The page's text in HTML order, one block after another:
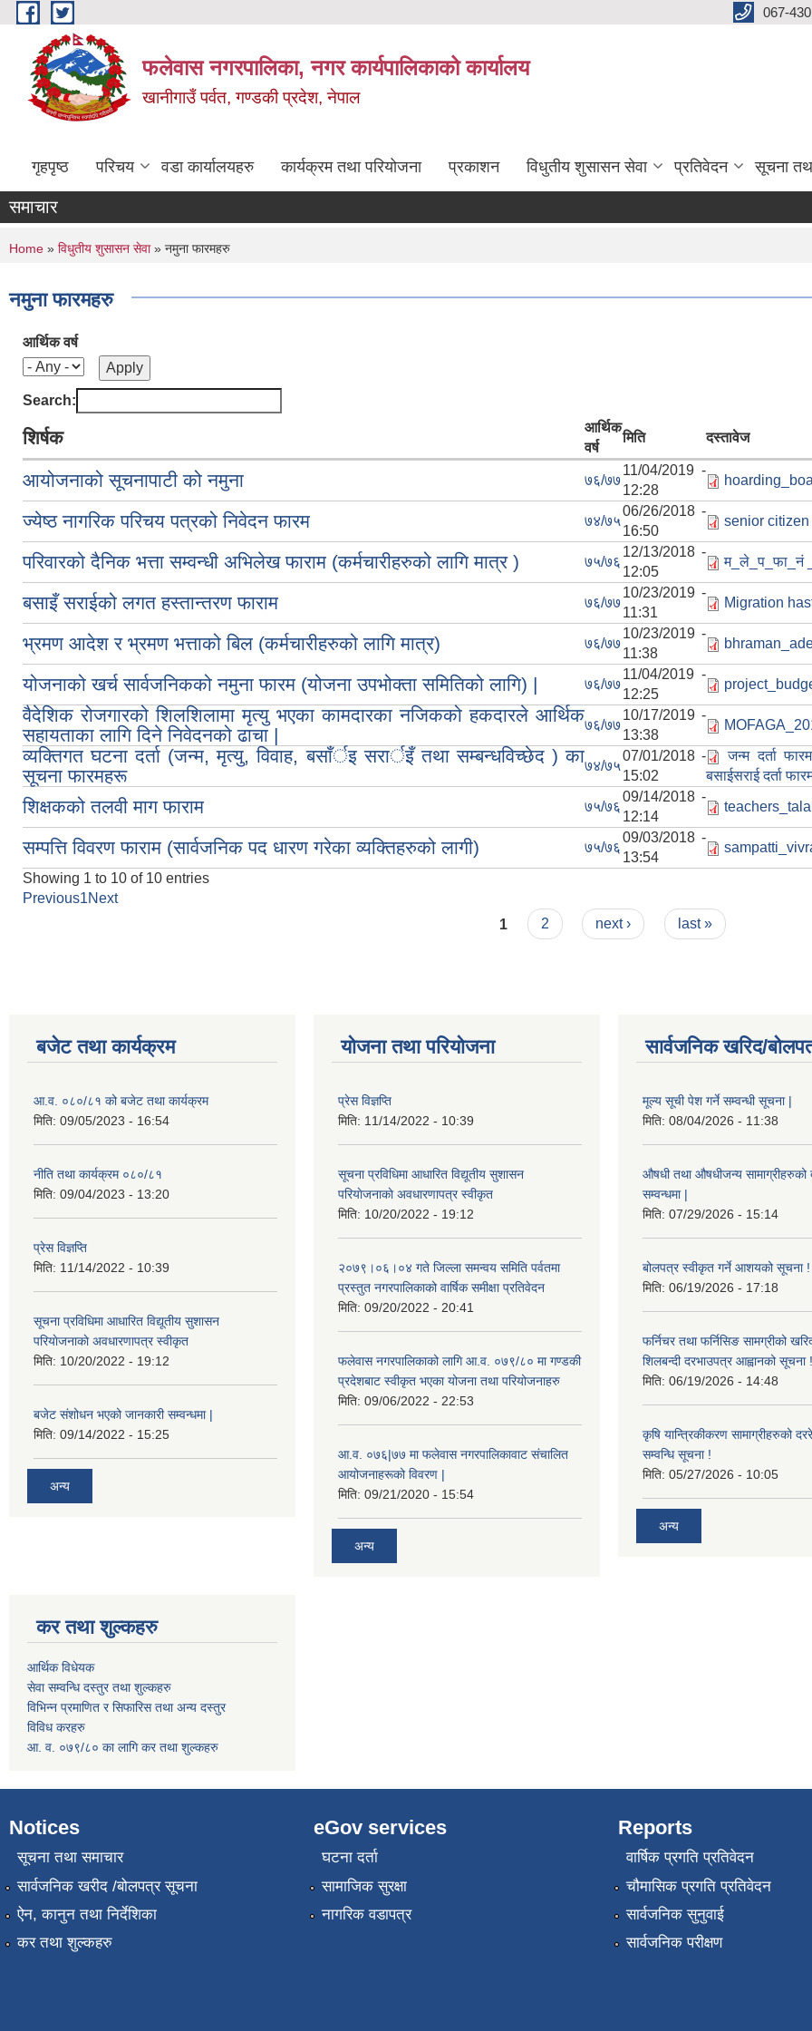
Skip to main content 067-
फलेवास नगरपालिका, नगर कार्यपालिकाको कार्यालय
खानीगाउँ पर्वत, गण्डकी प्रदेश, नेपाल
गृहपृष्ठ परिचय वडा कार्यालयहरु कार्यक्रम तथा परियोजना प्रकाशन विधुतीय शुसासन सेवा प्रतिवेदन सूचना
समाचार
You are here
Home » विधुतीय शुसासन सेवा» नमुना फारमहरु
नमुना फारमहरु
आर्थिक वर्ष
Search:
शिर्षक
आर्थिक
वर्ष
मिति दस्तावेज
आयोजनाको सूचनापाटी को नमुना ७६/७७
11/04/2019 -
12:28
ज्येष्ठ नागरिक परिचय पत्रको निवेदन फारम ७४/७५
06/26/2018 -
16:50
senior
परिवारको दैनिक भत्ता सम्वन्धी अभिलेख फाराम (कर्मचारीहरुको लागि मात्र ) ७५/७६
12/13/2018 -
12:05
म_ले_प_फा_नं
बसाइँ सराईको लगत हस्तान्तरण फाराम ७६/७७
10/23/2019 -
11:31
Migration
भ्रमण आदेश र भ्रमण भत्ताको बिल (कर्मचारीहरुको लागि मात्र) ७६/७७
10/23/2019 -
11:38
योजनाको खर्च सार्वजनिकको नमुना फारम (योजना उपभोक्ता समितिको लागि) | ७६/७७
11/04/2019 -
12:25
वैदेशिक रोजगारको शिलशिलामा मृत्यु भएका कामदारका नजिकको हकदारले आर्थिक
सहायताका लागि दिने निवेदनको ढाचा |
७६/७७
10/17/2019 -
13:38
व्यक्तिगत घटना दर्ता (जन्म, मृत्यु, विवाह, बसाँर्इ सरार्इँ तथा सम्बन्धविच्छेद ) का
सूचना फारमहरू
७४/७५
07/01/2018 -
15:02
जन्म दर्ता
बसाईसराई दर्ता
शिक्षकको तलवी माग फाराम ७५/७६
09/14/2018 -
12:14
सम्पत्ति विवरण फाराम (सार्वजनिक पद धारण गरेका व्यक्तिहरुको लागी) ७५/७६
09/03/2018 -
13:54
Showing 1 to 10 of 10 entries
Previous1Next
1 2 next › last »
बजेट तथा कार्यक्रम
आ.व. ०८०/८१ को बजेट तथा कार्यक्रम
मिति: 09/05/2023 - 16:54
नीति तथा कार्यक्रम ०८०/८१
मिति: 09/04/2023 - 13:20
प्रेस विज्ञप्ति
मिति: 11/14/2022 - 10:39
सूचना प्रविधिमा आधारित विद्यूतीय सुशासन
परियाेजनाकाे अवधारणापत्र स्वीकृत
मिति: 10/20/2022 - 19:12
बजेट संशोधन भएको जानकारी सम्वन्धमा |
मिति: 09/14/2022 - 15:25
अन्य
योजना तथा परियोजना
प्रेस विज्ञप्ति
मिति: 11/14/2022 - 10:39
सूचना प्रविधिमा आधारित विद्यूतीय सुशासन
परियाेजनाकाे अवधारणापत्र स्वीकृत
मिति: 10/20/2022 - 19:12
२०७९।०६।०४ गते जिल्ला समन्वय समिति पर्वतमा
प्रस्तुत नगरपालिकाको वार्षिक समीक्षा प्रतिवेदन
मिति: 09/20/2022 - 20:41
फलेवास नगरपालिकाको लागि आ.व. ०७९/८० मा गण्डकी
प्रदेशबाट स्वीकृत भएका योजना तथा परियोजनाहरु
मिति: 09/06/2022 - 22:53
आ.व. ०७६|७७ मा फलेवास नगरपालिकावाट संचालित
आयोजनाहरूको विवरण |
मिति: 09/21/2020 - 15:54
अन्य
सार्वजनिक खरिद/
मूल्य सूची पेश गर्ने सम्वन्धी सूचना |
मिति: 08/04/2026 - 11:38
औषधी तथा औषधीजन्य सामाग्रीहरुको
सम्वन्धमा |
मिति: 07/29/2026 - 15:14
बोलपत्र स्वीकृत गर्ने आशयको सूचना !
मिति: 06/19/2026 - 17:18
फर्निचर तथा फर्निसिङ सामग्रीको
शिलबन्दी दरभाउपत्र आह्वानको सूचना !
मिति: 06/19/2026 - 14:48
कृषि यान्त्रिकीकरण सामाग्रीहरुको
सम्वन्धि सूचना !
मिति: 05/27/2026 - 10:05
अन्य
कर तथा शुल्कहरु
आर्थिक विधेयक
सेवा सम्वन्धि दस्तुर तथा शुल्कहरु
विभिन्न प्रमाणित र सिफारिस तथा अन्य दस्तुर
विविध करहरु
आ. व. ०७९/८० का लागि कर तथा शुल्कहरु
Notices
सूचना तथा समाचार
सार्वजनिक खरीद /बोलपत्र सूचना
ऐन, कानुन तथा निर्देशिका
कर तथा शुल्कहरु
eGov services
घटना दर्ता
सामाजिक सुरक्षा
नागरिक वडापत्र
Reports
वार्षिक प्रगति प्रतिवेदन
चौमासिक प्रगति प्रतिवेदन
सार्वजनिक सुनुवाई
सार्वजनिक परीक्षण